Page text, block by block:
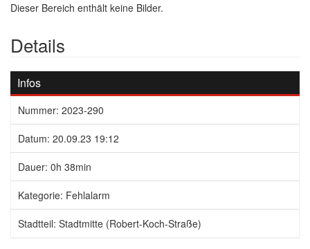
Dieser Bereich enthält keine Bilder.
Details
Infos
Nummer: 2023-290
Datum: 20.09.23 19:12
Dauer: 0h 38min
Kategorie: Fehlalarm
Stadtteil: Stadtmitte (Robert-Koch-Straße)